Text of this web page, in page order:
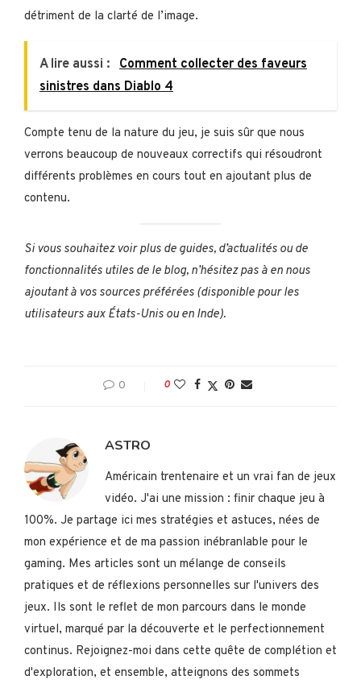
détriment de la clarté de l’image.
A lire aussi :
Comment collecter des faveurs
sinistres dans Diablo 4
Compte tenu de la nature du jeu, je suis sûr que nous
verrons beaucoup de nouveaux correctifs qui résoudront
différents problèmes en cours tout en ajoutant plus de
contenu.
Si vous souhaitez voir plus de guides, d’actualités ou de
fonctionnalités utiles de le blog, n’hésitez pas à en nous
ajoutant à vos sources préférées (disponible pour les
utilisateurs aux États-Unis ou en Inde).
0 0
ASTRO
Américain trentenaire et un vrai fan de jeux
vidéo. J'ai une mission : finir chaque jeu à
100%. Je partage ici mes stratégies et astuces, nées de
mon expérience et de ma passion inébranlable pour le
gaming. Mes articles sont un mélange de conseils
pratiques et de réflexions personnelles sur l'univers des
jeux. Ils sont le reflet de mon parcours dans le monde
virtuel, marqué par la découverte et le perfectionnement
continus. Rejoignez-moi dans cette quête de complétion et
d'exploration, et ensemble, atteignons des sommets